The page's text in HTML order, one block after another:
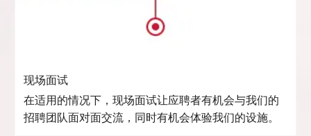
现场面试
在适用的情况下，现场面试让应聘者有机会与我们的
招聘团队面对面交流，同时有机会体验我们的设施。